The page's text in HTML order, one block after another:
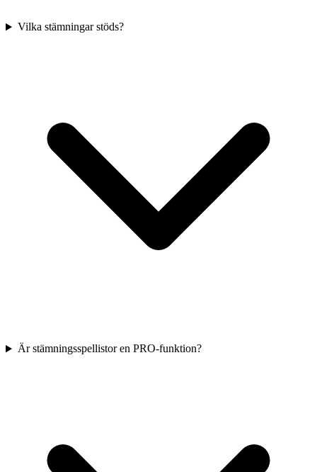
Vilka stämningar stöds?
Är stämningsspellistor en PRO-funktion?